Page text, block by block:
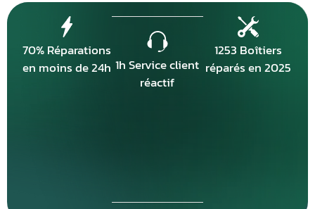
70% Réparations
en moins de 24h 1h Service client
réactif
1253 Boîtiers
réparés en 2025